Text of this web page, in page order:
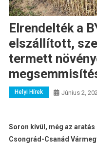
Elrendelték a
elszállított,
termett
Helyi Hírek Június 2,
Soron kívül, még az
Csongrád-Csanád